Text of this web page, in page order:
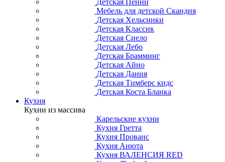
Мебель для детской Скандия
Детская Хельсинки
Детская Классик
Детская Сиело
Детская Лебо
Детская Брамминг
Детская Айно
Детская Дания
Детская Тимберс кидс
Детская Коста Бланка
Кухня
Кухни из массива
Карельские кухни
Кухня Гретта
Кухня Прованс
Кухня Анюта
Кухня ВАЛЕНСИЯ RED